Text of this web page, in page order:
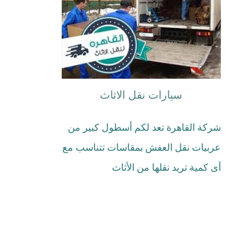
سيارات نقل الاثاث
شركة القاهرة تعد لكم أسطول كبير من
عربيات نقل العفش بمقاسات تتناسب مع
أى كمية تريد نقلها من الأثاث